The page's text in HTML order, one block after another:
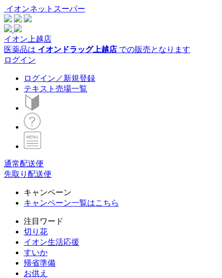
イオンネットスーパー
イオン上越店
医薬品は イオンドラッグ上越店 での販売となります
ログイン
ログイン／新規登録
テキスト売場一覧
通常配送便
先取り配送便
キャンペーン
キャンペーン一覧はこちら
注目ワード
切り花
イオン生活応援
すいか
帰省準備
お供え